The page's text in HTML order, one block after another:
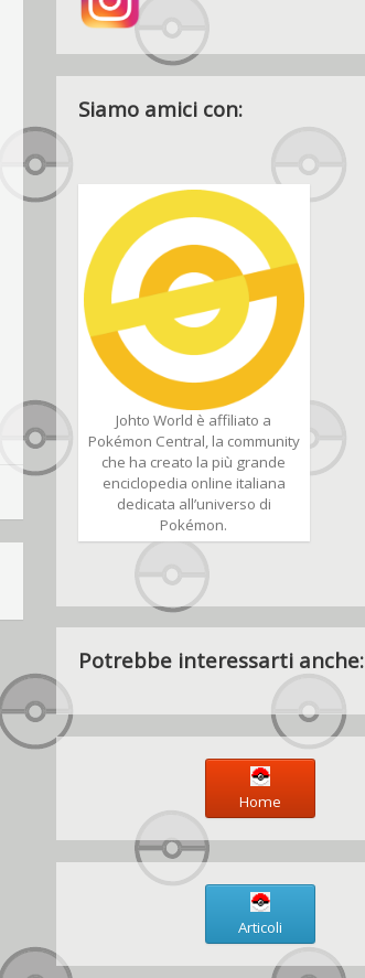
Siamo amici con:
Johto World è affiliato a
Pokémon Central, la community
che ha creato la più grande
enciclopedia online italiana
dedicata all’universo di
Pokémon.
Potrebbe interessarti anche:
Home
Articoli